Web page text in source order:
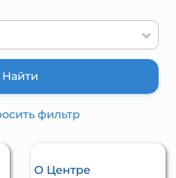
Найти
фильтр
О Центре